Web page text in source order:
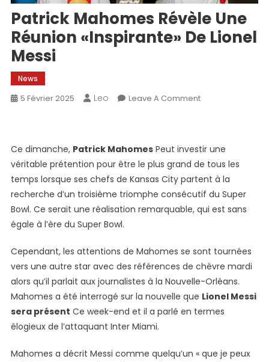
Patrick Mahomes Révèle Une
Réunion «inspirante» De Lionel
Messi
News
5 Février 2025 Leo Leave A CommentOn
Une
Réunion
«inspirante»
De
Lionel
Ce dimanche, Patrick MahomesPeut investir une
véritable prétention pour être le plus grand de tous les
temps lorsque ses chefs de Kansas City partent à la
recherche d’un troisième triomphe consécutif du Super
Bowl. Ce serait une réalisation remarquable, qui est sans
égale à l’ère du Super Bowl.
Cependant, les attentions de Mahomes se sont tournées
vers une autre star avec des références de chèvre mardi
alors qu’il parlait aux journalistes à la Nouvelle-Orléans.
Mahomes a été interrogé sur la nouvelle que Lionel Messi
sera présent Ce week-end et il a parlé en termes
élogieux de l’attaquant Inter Miami.
Mahomes a décrit Messi comme quelqu’un « que je peux